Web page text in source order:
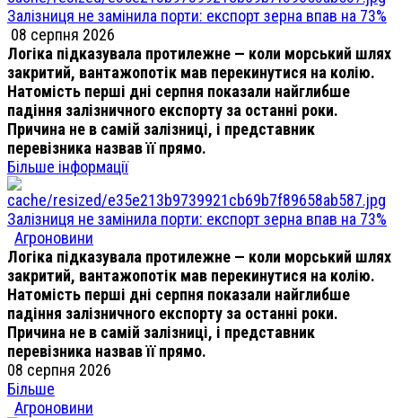
Залізниця не замінила порти: експорт зерна впав на 73%
08 серпня 2026
Логіка підказувала протилежне — коли морський шлях
закритий, вантажопотік мав перекинутися на колію.
Натомість перші дні серпня показали найглибше
падіння залізничного експорту за останні роки.
Причина не в самій залізниці, і представник
перевізника назвав її прямо.
Більше інформації
Залізниця не замінила порти: експорт зерна впав на 73%
Агроновини
Логіка підказувала протилежне — коли морський шлях
закритий, вантажопотік мав перекинутися на колію.
Натомість перші дні серпня показали найглибше
падіння залізничного експорту за останні роки.
Причина не в самій залізниці, і представник
перевізника назвав її прямо.
08 серпня 2026
Більше
Агроновини